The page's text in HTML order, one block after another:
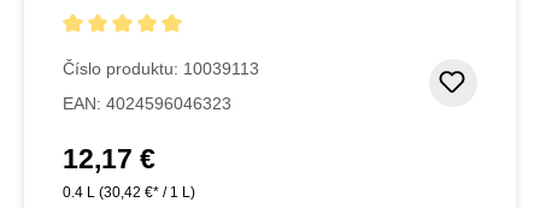
Číslo produktu: 10039113
EAN: 4024596046323
Bežná cena:
12,17 €
0.4 L (30,42 €* / 1 L)